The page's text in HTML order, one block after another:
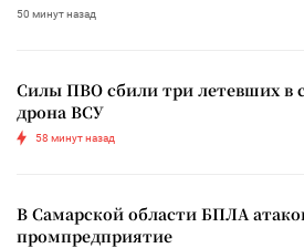
50 минут назад
Силы ПВО сбили три летевших в
дрона ВСУ
58 минут назад
В Самарской области БПЛА
промпредприятие